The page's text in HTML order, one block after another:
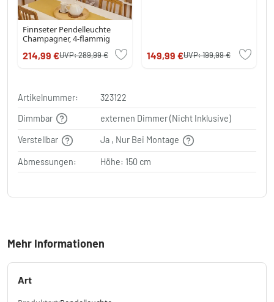
Finnseter Pendelleuchte
Champagner, 4-flammig
214,99 €UVP:289,99 € 149,99 €UVP:199,99 €
Artikelnummer:
323122
Dimmbar
externen Dimmer (Nicht Inklusive)
Verstellbar Ja , Nur Bei Montage
Abmessungen: Höhe: 150 cm
Mehr Informationen
Art